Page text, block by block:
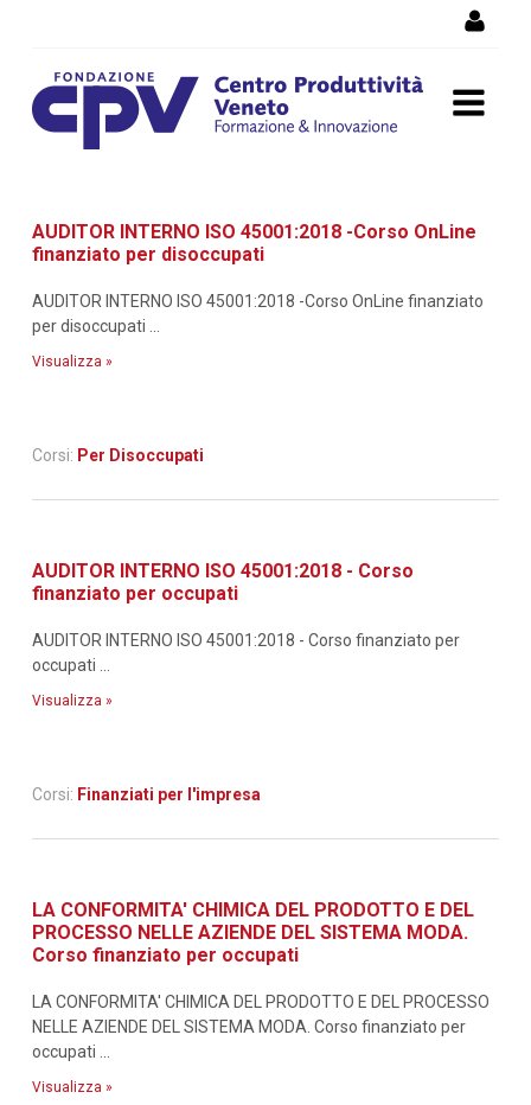
formazione
AUDITOR INTERNO ISO 45001:2018 -Corso OnLine
finanziato per disoccupati
AUDITOR INTERNO ISO 45001:2018 -Corso OnLine finanziato
per disoccupati ...
Visualizza »
Corsi: Per Disoccupati
AUDITOR INTERNO ISO 45001:2018 - Corso
finanziato per occupati
AUDITOR INTERNO ISO 45001:2018 - Corso finanziato per
occupati ...
Visualizza »
Corsi: Finanziati per l'impresa
LA CONFORMITA' CHIMICA DEL PRODOTTO E DEL
PROCESSO NELLE AZIENDE DEL SISTEMA MODA.
Corso finanziato per occupati
LA CONFORMITA' CHIMICA DEL PRODOTTO E DEL PROCESSO
NELLE AZIENDE DEL SISTEMA MODA. Corso finanziato per
occupati ...
Visualizza »